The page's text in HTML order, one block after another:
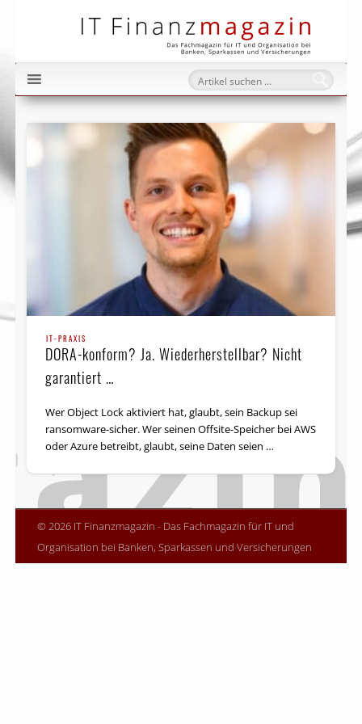
IT-PRAXIS
DORA-konform? Ja. Wiederherstellbar? Nicht
garantiert …
Wer Object Lock aktiviert hat, glaubt, sein Backup sei
ransomware-sicher. Wer seinen Offsite-Speicher bei AWS
oder Azure betreibt, glaubt, seine Daten seien …
© 2026 IT Finanzmagazin - Das Fachmagazin für IT und
Organisation bei Banken, Sparkassen und Versicherungen